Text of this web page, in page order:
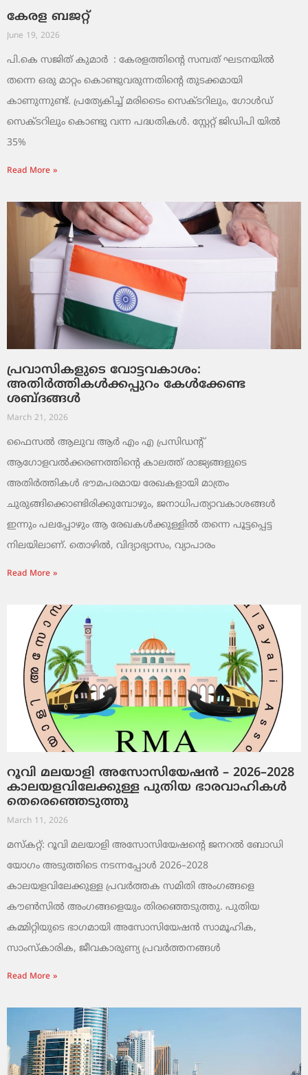
കേരള ബജറ്റ്
June 19, 2026
പി.കെ സജിത് കുമാര്‍ : കേരളത്തിന്റെ സമ്പത് ഘടനയിൽ
തന്നെ ഒരു മാറ്റം കൊണ്ടുവരുന്നതിന്റെ തുടക്കമായി
കാണുന്നുണ്ട്. പ്രത്യേകിച്ച് മരിടൈം സെക്ടറിലും, ഗോൾഡ്
സെക്ടറിലും കൊണ്ടു വന്ന പദ്ധതികൾ. സ്റ്റേറ്റ് ജിഡിപി യിൽ
35%
Read More »
പ്രവാസികളുടെ വോട്ടവകാശം:
അതിർത്തികൾക്കപ്പുറം കേൾക്കേണ്ട
ശബ്ദങ്ങൾ
March 21, 2026
ഫൈസൽ ആലുവ ആർ എം എ പ്രസിഡന്റ്
ആഗോളവൽക്കരണത്തിന്റെ കാലത്ത് രാജ്യങ്ങളുടെ
അതിർത്തികൾ ഭൗമപരമായ രേഖകളായി മാത്രം
ചുരുങ്ങിക്കൊണ്ടിരിക്കുമ്പോഴും, ജനാധിപത്യാവകാശങ്ങൾ
ഇന്നും പലപ്പോഴും ആ രേഖകൾക്കുള്ളിൽ തന്നെ പൂട്ടപ്പെട്ട
നിലയിലാണ്. തൊഴിൽ, വിദ്യാഭ്യാസം, വ്യാപാരം
Read More »
റൂവി മലയാളി അസോസിയേഷൻ – 2026–2028
കാലയളവിലേക്കുള്ള പുതിയ ഭാരവാഹികൾ
തെരെഞ്ഞെടുത്തു
March 11, 2026
മസ്കറ്റ്: റൂവി മലയാളി അസോസിയേഷന്റെ ജനറൽ ബോഡി
യോഗം അടുത്തിടെ നടന്നപ്പോൾ 2026–2028
കാലയളവിലേക്കുള്ള പ്രവർത്തക സമിതി അംഗങ്ങളെ
കൗൺസിൽ അംഗങ്ങളെയും തിരഞ്ഞെടുത്തു. പുതിയ
കമ്മിറ്റിയുടെ ഭാഗമായി അസോസിയേഷൻ സാമൂഹിക,
സാംസ്‌കാരിക, ജീവകാരുണ്യ പ്രവർത്തനങ്ങൾ
Read More »